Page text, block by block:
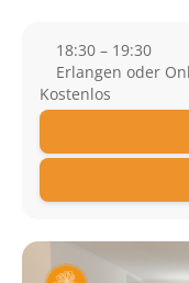
18:30 – 19:30
Erlangen oder
Kostenlos